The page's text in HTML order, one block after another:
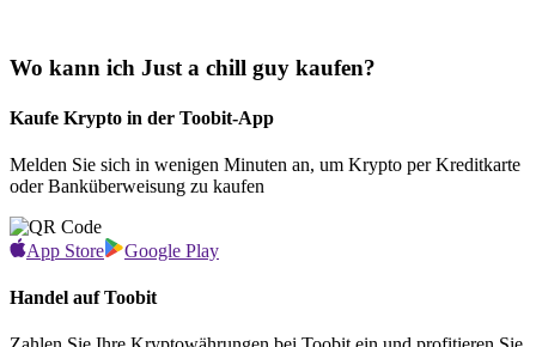
Wo kann ich Just a chill guy kaufen?
Kaufe Krypto in der Toobit-App
Melden Sie sich in wenigen Minuten an, um Krypto per Kreditkarte
oder Banküberweisung zu kaufen
App Store Google Play
Handel auf Toobit